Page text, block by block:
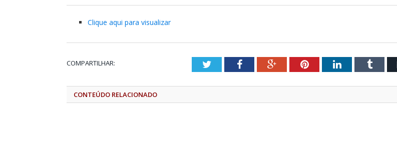
Clique aqui para visualizar
COMPARTILHAR: TwitterFacebookGoogle+PinterestLinkedIn
CONTEÚDO RELACIONADO